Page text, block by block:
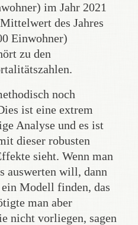
im Jahr 2021
des Jahres
Einwohner)
zu den
noch
ist eine extrem
Analyse und es ist
dieser robusten
sieht. Wenn man
auswerten will, dann
Modell finden, das
man aber
nicht vorliegen, sagen